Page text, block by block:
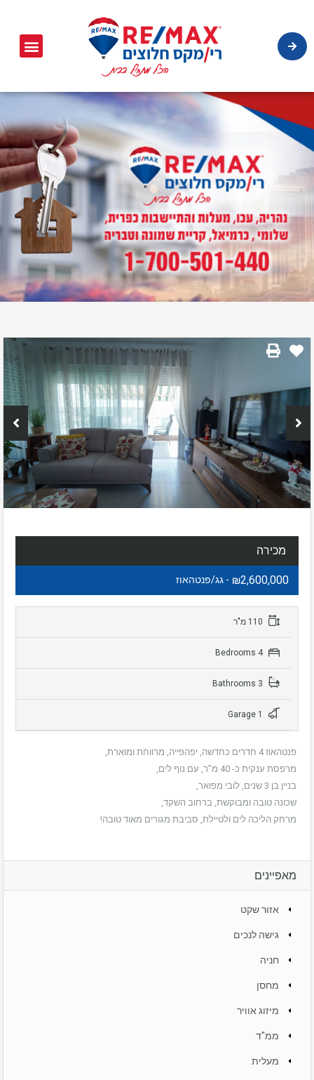
מכירה
₪2,600,000 - גג/פנטהאוז
4 Bedrooms
פנטהאוז 4 חדרים כחדשה, יפהפייה, מרווחת ומוארת,
מרפסת ענקית כ- 40 מ”ר, עם נוף לים,
בניין בן 3 שנים, לובי מפואר,
שכונה טובה ומבוקשת, ברחוב השקד,
מרחק הליכה לים ולטיילת, סביבת מגורים מאוד טובה!
מאפיינים
אזור שקט
גישה לנכים
חניה
מחסן
מיזוג אוויר
ממ"ד
מעלית